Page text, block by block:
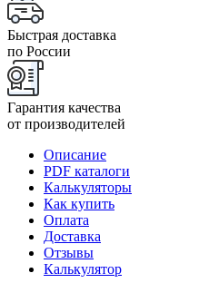
Быстрая доставка
по России
Гарантия качества
от производителей
Описание
PDF каталоги
Калькуляторы
Как купить
Оплата
Доставка
Отзывы
Калькулятор